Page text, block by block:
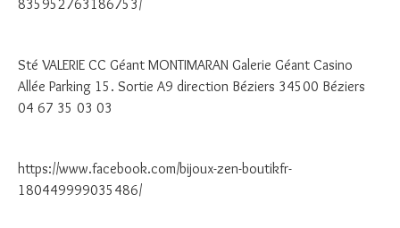
835952763186753/
Sté VALERIE CC Géant MONTIMARAN Galerie Géant Casino
Allée Parking 15. Sortie A9 direction Béziers 34500 Béziers
04 67 35 03 03
https://www.facebook.com/bijoux-zen-boutikfr-
180449999035486/